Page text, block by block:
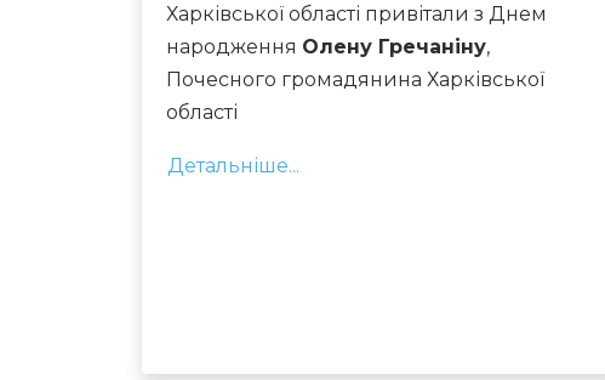
Харківської області привітали з Днем
народження Олену Гречаніну,
Почесного громадянина Харківської
області
Детальніше...